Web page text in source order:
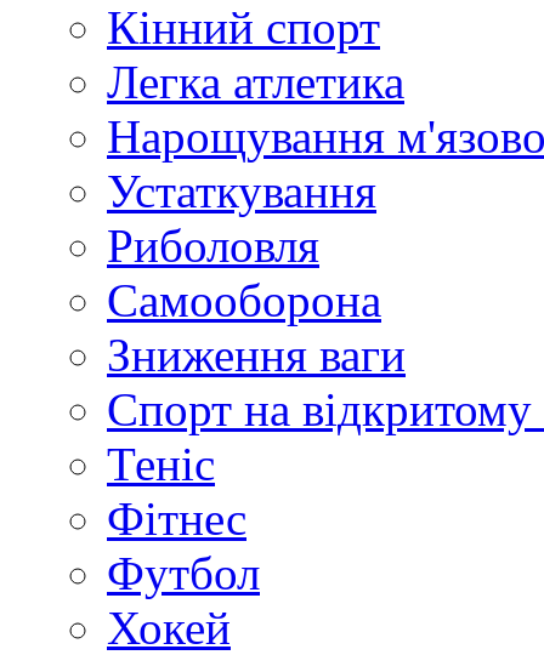
Кінний спорт
Легка атлетика
Нарощування
Устаткування
Риболовля
Самооборона
Зниження ваги
Спорт на відкритому
Теніс
Фітнес
Футбол
Хокей